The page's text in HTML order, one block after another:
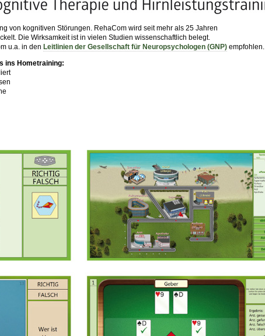
von kognitiven Störungen. RehaCom wird seit mehr als 25 Jahren
Die Wirksamkeit ist in vielen Studien wissenschaftlich belegt.
u.a. in den Leitlinien der Gesellschaft für Neuropsychologen (GNP) empfohlen.
ins Hometraining: